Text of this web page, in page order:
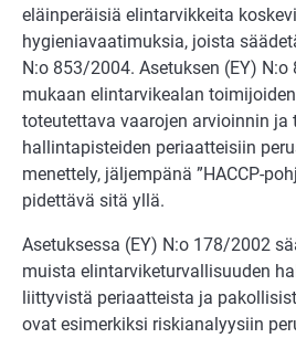
eläinperäisiä elintarvikkeita
hygieniavaatimuksia, joista
N:o 853/2004. Asetuksen (EY)
mukaan elintarvikealan
toteutettava vaarojen arvioinnin ja
hallintapisteiden periaatteisiin
menettely, jäljempänä ”HACCP-
pidettävä sitä yllä.
Asetuksessa (EY) N:o 178/2002
muista elintarviketurvallisuuden
liittyvistä periaatteista ja
ovat esimerkiksi riskianalyysiin